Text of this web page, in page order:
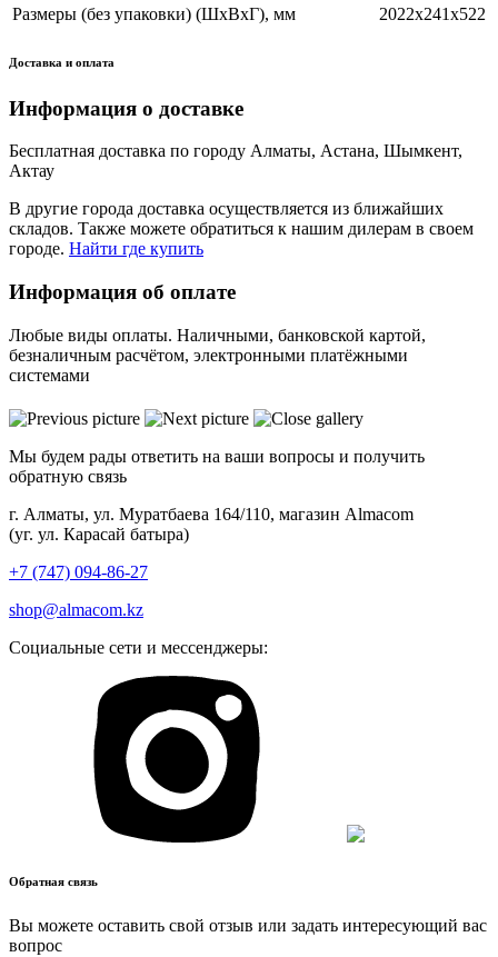
Размеры (без упаковки) (ШхВхГ), мм
2022х241х522
Доставка и оплата
Информация о доставке
Бесплатная доставка по городу Алматы, Астана, Шымкент,
Актау
В другие города доставка осуществляется из ближайших
складов. Также можете обратиться к нашим дилерам в своем
городе. Найти где купить
Информация об оплате
Любые виды оплаты. Наличными, банковской картой,
безналичным расчётом, электронными платёжными
системами
Мы будем рады ответить на ваши вопросы и получить
обратную связь
г. Алматы, ул. Муратбаева 164/110, магазин Almacom
(уг. ул. Карасай батыра)
+7 (747) 094-86-27
shop@almacom.kz
Социальные сети и мессенджеры:
Обратная связь
Вы можете оставить свой отзыв или задать интересующий вас
вопрос